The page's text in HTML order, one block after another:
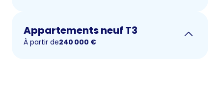
Appartements neuf T3
À partir de240 000 €